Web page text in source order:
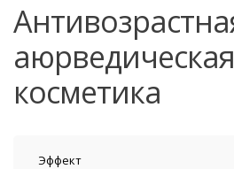
антивозрастная
аюрведическая
косметика
Эффект